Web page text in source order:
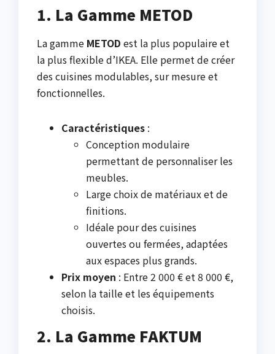
1. La Gamme METOD
La gamme METOD est la plus populaire et
la plus flexible d’IKEA. Elle permet de créer
des cuisines modulables, sur mesure et
fonctionnelles.
Caractéristiques :
Conception modulaire
permettant de personnaliser les
meubles.
Large choix de matériaux et de
finitions.
Idéale pour des cuisines
ouvertes ou fermées, adaptées
aux espaces plus grands.
Prix moyen : Entre 2 000 € et 8 000 €,
selon la taille et les équipements
choisis.
2. La Gamme FAKTUM